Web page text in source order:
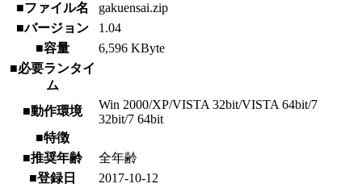
■ファイル名
gakuensai.zip
■バージョン
1.04
■容量
6,596 KByte
■必要ランタイ
ム
■動作環境
Win 2000/XP/VISTA 32bit/VISTA 64bit/7
32bit/7 64bit
■特徴
■推奨年齢
全年齢
■登録日
2017-10-12